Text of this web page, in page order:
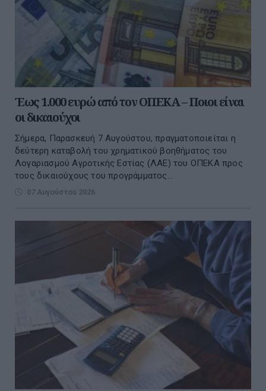
Έως 1.000 ευρώ από τον ΟΠΕΚΑ – Ποιοι είναι
οι δικαιούχοι
Σήμερα, Παρασκευή 7 Αυγούστου, πραγματοποιείται η
δεύτερη καταβολή του χρηματικού βοηθήματος του
Λογαριασμού Αγροτικής Εστίας (ΛΑΕ) του ΟΠΕΚΑ προς
τους δικαιούχους του προγράμματος...
07 Αυγούστου 2026